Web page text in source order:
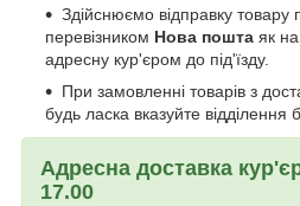
Здійснюємо відправку товару
перевізником Нова пошта як на
адресну кур'єром до під'їзду.
При замовленні товарів з
будь ласка вказуйте
Адресна доставка
17.00